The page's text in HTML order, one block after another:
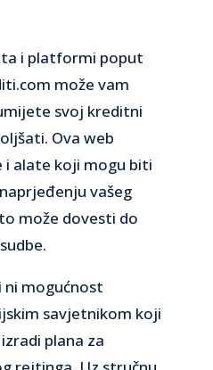
i platformi poput
može vam
svoj kreditni
Ova web
i alate koji mogu biti
vašeg
može dovesti do
mogućnost
savjetnikom koji
plana za